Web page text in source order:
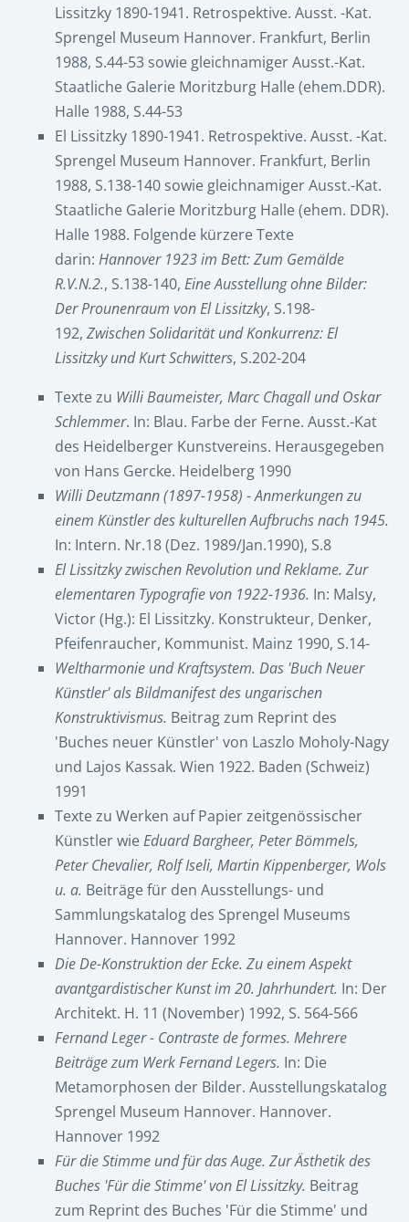
Lissitzky 1890-1941. Retrospektive. Ausst. -Kat.
Sprengel Museum Hannover. Frankfurt, Berlin
1988, S.44-53 sowie gleichnamiger Ausst.-Kat.
Staatliche Galerie Moritzburg Halle (ehem.DDR).
Halle 1988, S.44-53
El Lissitzky 1890-1941. Retrospektive. Ausst. -Kat.
Sprengel Museum Hannover. Frankfurt, Berlin
1988, S.138-140 sowie gleichnamiger Ausst.-Kat.
Staatliche Galerie Moritzburg Halle (ehem. DDR).
Halle 1988. Folgende kürzere Texte
darin: Hannover 1923 im Bett: Zum Gemälde
R.V.N.2., S.138-140, Eine Ausstellung ohne Bilder:
Der Prounenraum von El Lissitzky, S.198-
192, Zwischen Solidarität und Konkurrenz: El
Lissitzky und Kurt Schwitters, S.202-204
Texte zu Willi Baumeister, Marc Chagall und Oskar
Schlemmer. In: Blau. Farbe der Ferne. Ausst.-Kat
des Heidelberger Kunstvereins. Herausgegeben
von Hans Gercke. Heidelberg 1990
Willi Deutzmann (1897-1958) - Anmerkungen zu
einem Künstler des kulturellen Aufbruchs nach 1945.
In: Intern. Nr.18 (Dez. 1989/Jan.1990), S.8
El Lissitzky zwischen Revolution und Reklame. Zur
elementaren Typografie von 1922-1936. In: Malsy,
Victor (Hg.): El Lissitzky. Konstrukteur, Denker,
Pfeifenraucher, Kommunist. Mainz 1990, S.14-
Weltharmonie und Kraftsystem. Das 'Buch Neuer
Künstler' als Bildmanifest des ungarischen
Konstruktivismus. Beitrag zum Reprint des
'Buches neuer Künstler' von Laszlo Moholy-Nagy
und Lajos Kassak. Wien 1922. Baden (Schweiz)
1991
Texte zu Werken auf Papier zeitgenössischer
Künstler wieEduard Bargheer, Peter Bömmels,
Peter Chevalier, Rolf Iseli, Martin Kippenberger, Wols
u. a. Beiträge für den Ausstellungs- und
Sammlungskatalog des Sprengel Museums
Hannover. Hannover 1992
Die De-Konstruktion der Ecke. Zu einem Aspekt
avantgardistischer Kunst im 20. Jahrhundert. In: Der
Architekt. H. 11 (November) 1992, S. 564-566
Fernand Leger - Contraste de formes. Mehrere
Beiträge zum Werk Fernand Legers. In: Die
Metamorphosen der Bilder. Ausstellungskatalog
Sprengel Museum Hannover. Hannover.
Hannover 1992
Für die Stimme und für das Auge. Zur Ästhetik des
Buches 'Für die Stimme' von El Lissitzky. Beitrag
zum Reprint des Buches 'Für die Stimme' und